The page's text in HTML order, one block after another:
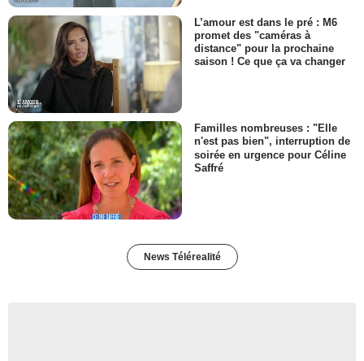
L’amour est dans le pré : M6
promet des "caméras à
distance" pour la prochaine
saison ! Ce que ça va changer
Familles nombreuses : "Elle
n'est pas bien", interruption de
soirée en urgence pour Céline
Saffré
News Télérealité